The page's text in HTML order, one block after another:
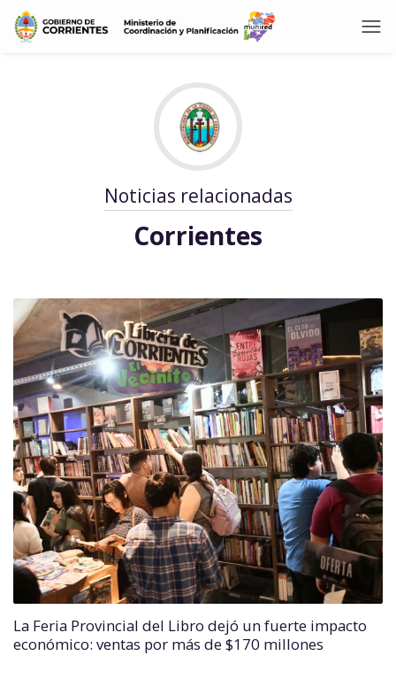
Noticias relacionadas
Corrientes
La Feria Provincial del Libro dejó un fuerte impacto
económico: ventas por más de $170 millones